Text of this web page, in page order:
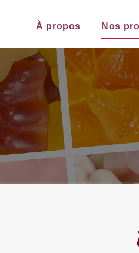
À propos Nos